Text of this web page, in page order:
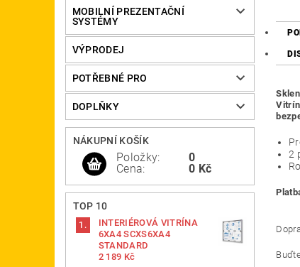
MOBILNÍ PREZENTAČNÍ
SYSTÉMY
VÝPRODEJ
POTŘEBNÉ PRO
DOPLŇKY
NÁKUPNÍ KOŠÍK
Položky:
Cena:
0
0 Kč
TOP 10
INTERIÉROVÁ VITRÍNA
6XA4 SCXS6XA4
STANDARD
2 189 Kč
2